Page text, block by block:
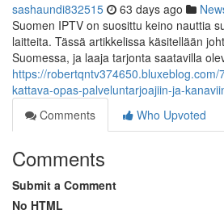
sashaundi832515 63 days ago
Suomen IPTV on suosittu keino nauttia
laitteita. Tässä artikkelissa käsitellään
Suomessa, ja laaja tarjonta saatavilla
https://
kattava-opas-palveluntarjoajiin-ja-
Comments
Who Upvoted
Comments
Submit a Comment
No HTML